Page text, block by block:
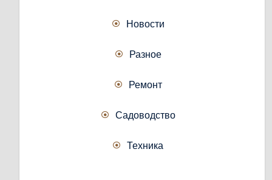
Новости
Разное
Ремонт
Садоводство
Техника